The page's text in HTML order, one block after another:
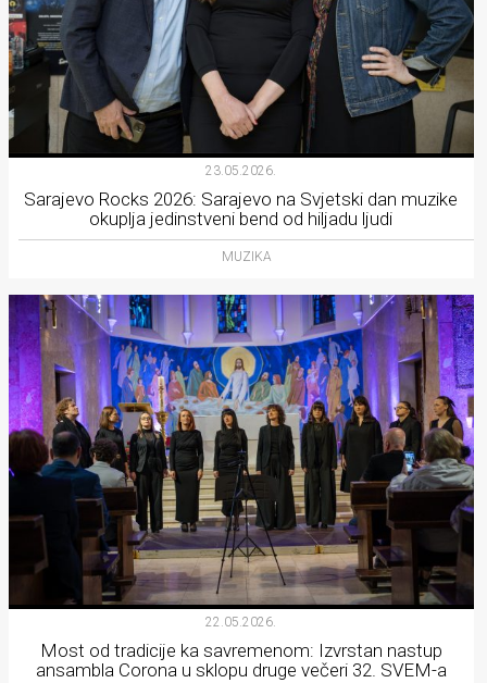
23.05.2026.
Sarajevo Rocks 2026: Sarajevo na Svjetski dan muzike
okuplja jedinstveni bend od hiljadu ljudi
MUZIKA
22.05.2026.
Most od tradicije ka savremenom: Izvrstan nastup
ansambla Corona u sklopu druge večeri 32. SVEM-a